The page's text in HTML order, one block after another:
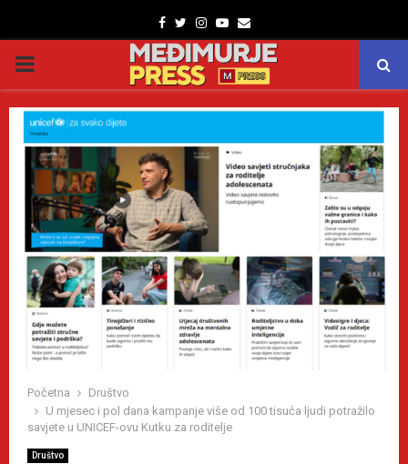
Facebook
TwitterInstagram
Youtube
Email
PRIMARY
MENU
Početna
Društvo
U mjesec i pol dana kampanje više od 100 tisuća ljudi potražilo
savjete u UNICEF-ovu Kutku za roditelje
Društvo